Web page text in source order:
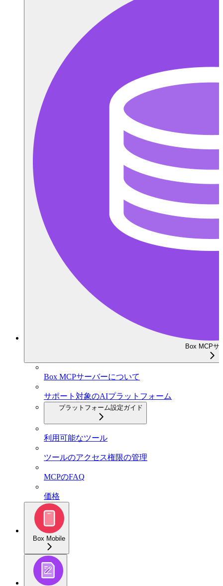
Box MCPサ
Box MCPサーバーについて
サポート対象のAIプラットフォーム
プラットフォーム設定ガイド
利用可能なツール
ツールのアクセス権限の管理
MCPのFAQ
価格
Box Mobile